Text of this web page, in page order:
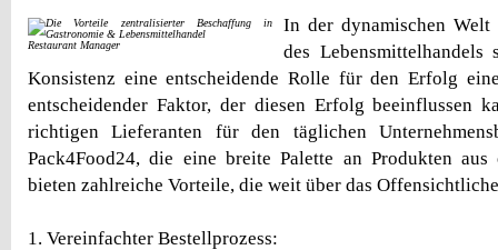
Restaurant Manager
In der dynamischen Welt
des
Konsistenz eine entscheidende Rolle für den Erfolg
entscheidender Faktor, der diesen Erfolg beeinflussen
richtigen Lieferanten für den täglichen
Pack4Food24, die eine breite Palette an Produkten aus
bieten zahlreiche Vorteile, die weit über das
1. Vereinfachter Bestellprozess: